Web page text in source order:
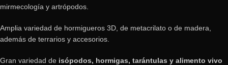
mirmecología y artrópodos.
Amplia variedad de hormigueros 3D, de metacrilato o de madera,
además de terrarios y accesorios.
Gran variedad de isópodos, hormigas, tarántulas y alimento vivo